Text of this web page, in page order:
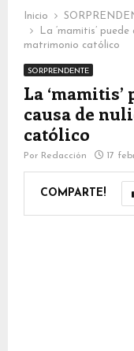
Inicio
La ‘mamitis’
matrimonio católico
SORPRENDENTE
La
causa de
católico
Por Redacción 17
COMPARTE!